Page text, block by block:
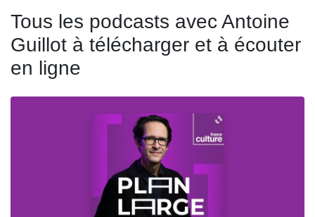
Tous les podcasts avec Antoine
Guillot à télécharger et à écouter
en ligne